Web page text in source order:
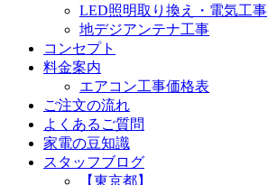
LED照明取り換え・電気工事
地デジアンテナ工事
コンセプト
料金案内
エアコン工事価格表
ご注文の流れ
よくあるご質問
家電の豆知識
スタッフブログ
【東京都】